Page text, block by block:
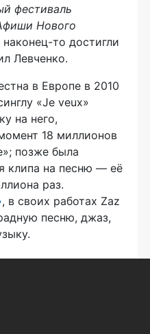
фестиваль
Нового
наконец-то достигли
Левченко.
в Европе в 2010
«Je veux»
на него,
18 миллионов
позже была
клипа на песню — её
раз.
, в своих работах Zaz
песню, джаз,